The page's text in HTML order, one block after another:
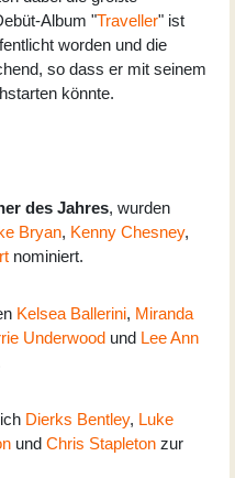
Album "Traveller" ist
worden und die
so dass er mit seinem
könnte.
des Jahres, wurden
Bryan, Kenny Chesney,
nominiert.
Kelsea Ballerini, Miranda
Underwood und Lee Ann
Dierks Bentley, Luke
und Chris Stapleton zur